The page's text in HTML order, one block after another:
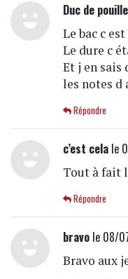
Duc de pouille
Le bac c
Le dure c
Et j en sais
les notes d
Répondre
c’est celale
Tout à fait
Répondre
bravole 08/
Bravo aux